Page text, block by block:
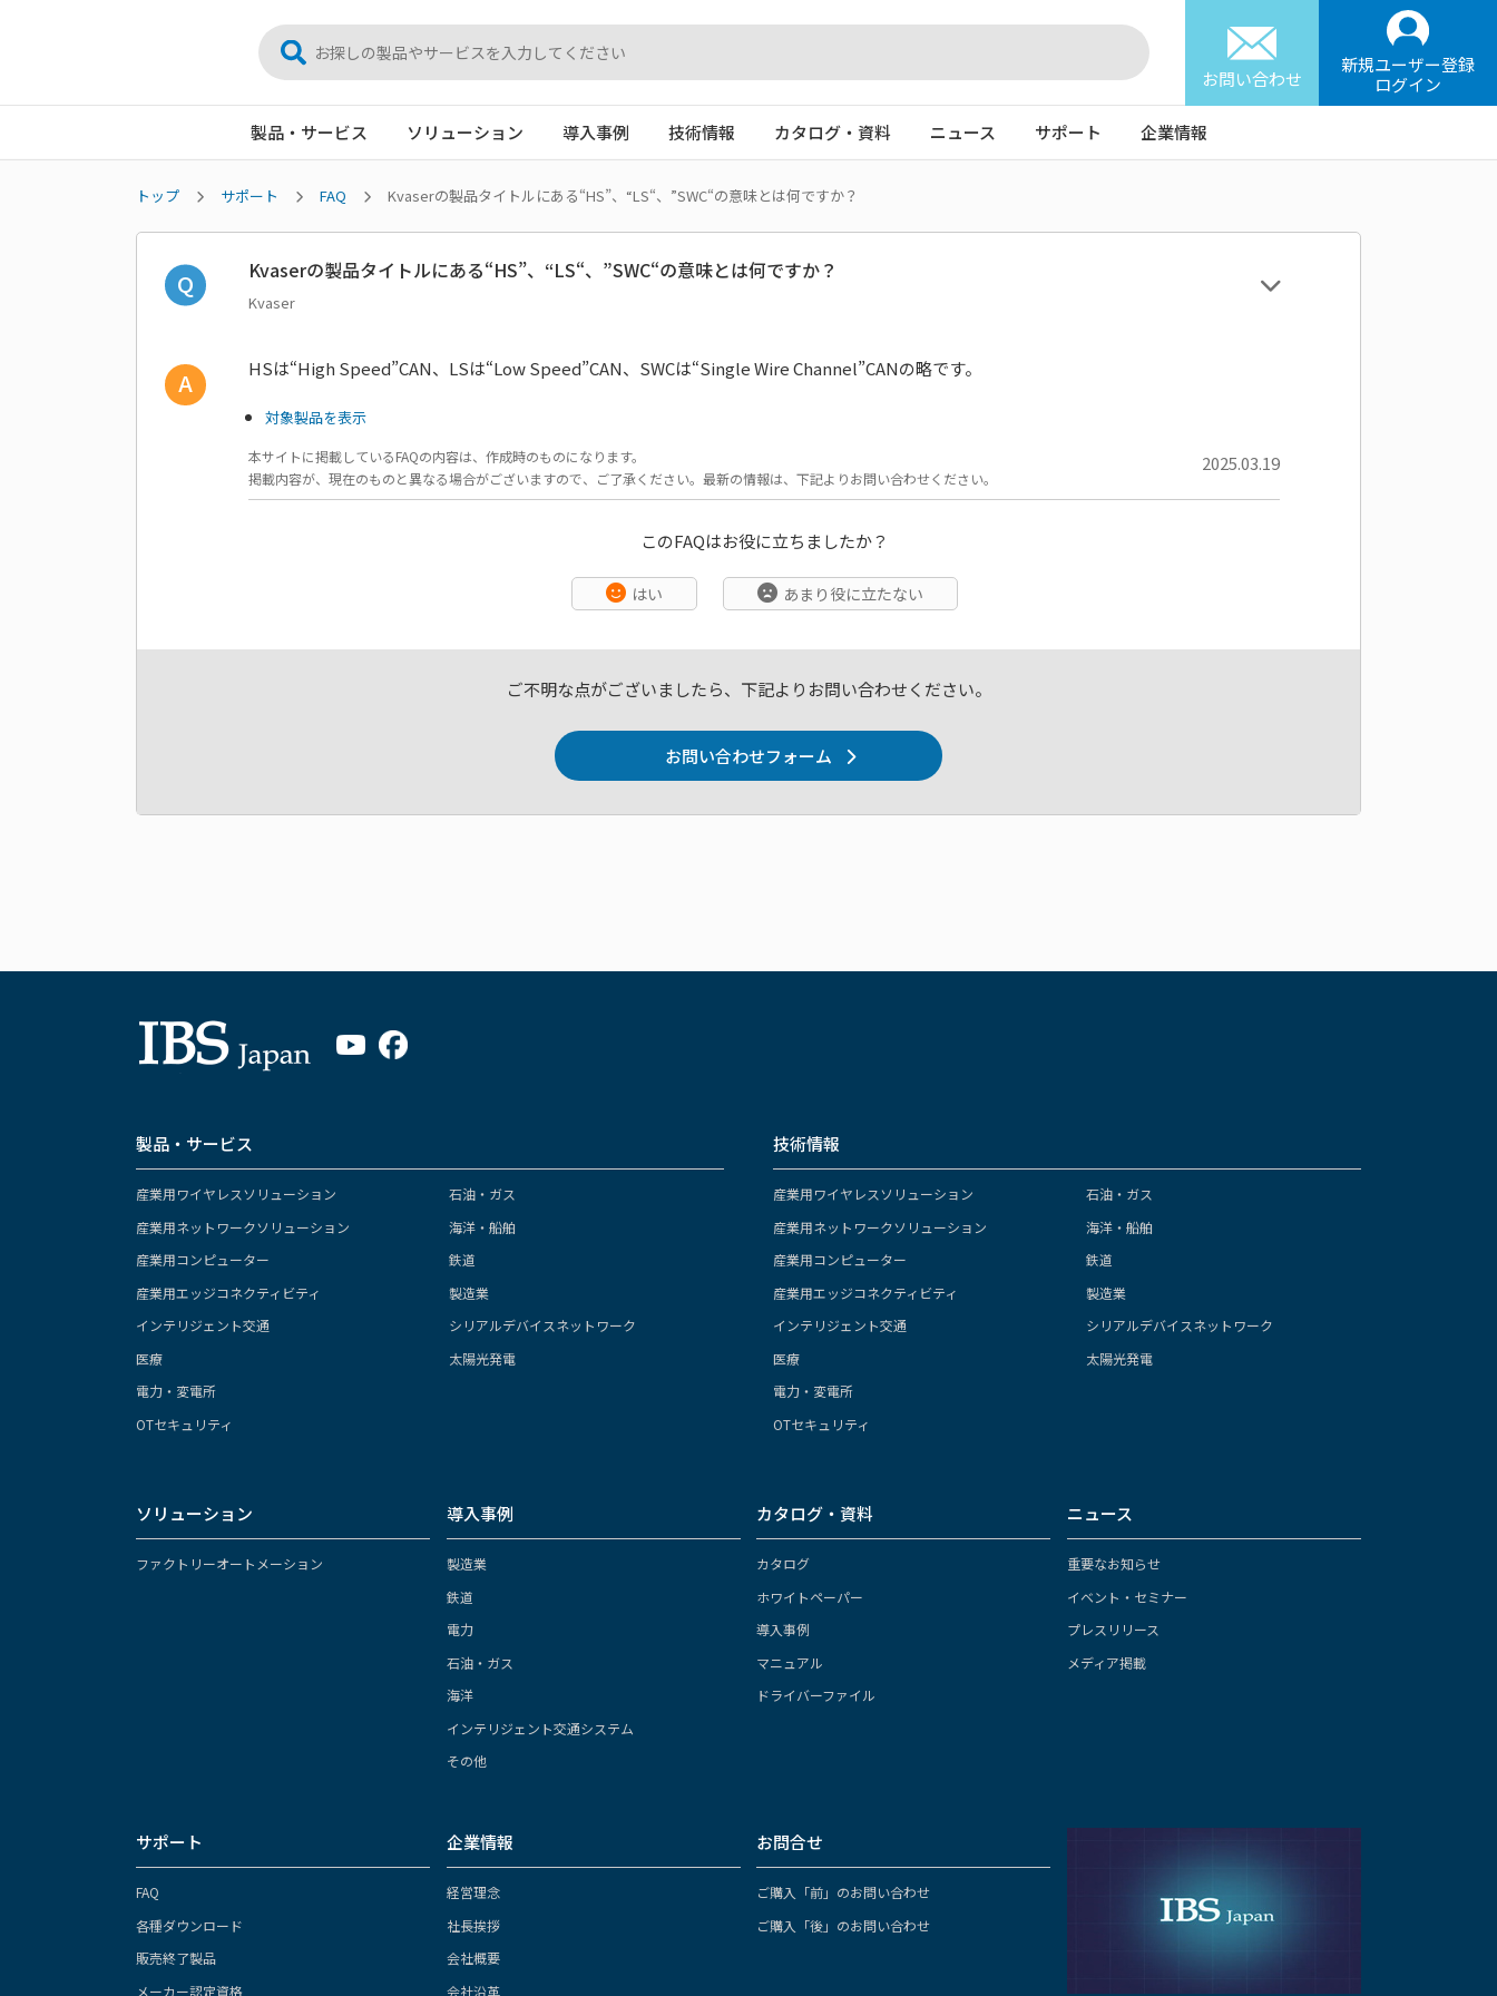
お問い合わせ
新規ユーザー登録
ログイン
製品・サービス ソリューション 導入事例 技術情報 カタログ・資料 ニュース サポート 企業情報
トップ サポート FAQ Kvaserの製品タイトルにある“HS”、“LS“、”SWC“の意味とは何ですか？
Kvaserの製品タイトルにある“HS”、“LS“、”SWC“の意味とは何ですか？
Kvaser
HSは“High Speed”CAN、LSは“Low Speed”CAN、SWCは“Single Wire Channel”CANの略です。
対象製品を表示
本サイトに掲載しているFAQの内容は、作成時のものになります。
掲載内容が、現在のものと異なる場合がございますので、ご了承ください。最新の情報は、下記よりお問い合わせください。
2025.03.19
このFAQはお役に立ちましたか？
はい あまり役に立たない
ご不明な点がございましたら、下記よりお問い合わせください。
お問い合わせフォーム
製品・サービス
産業用ワイヤレスソリューション
産業用ネットワークソリューション
産業用コンピューター
産業用エッジコネクティビティ
インテリジェント交通
医療
電力・変電所
OTセキュリティ
石油・ガス
海洋・船舶
鉄道
製造業
シリアルデバイスネットワーク
太陽光発電
技術情報
産業用ワイヤレスソリューション
産業用ネットワークソリューション
産業用コンピューター
産業用エッジコネクティビティ
インテリジェント交通
医療
電力・変電所
OTセキュリティ
石油・ガス
海洋・船舶
鉄道
製造業
シリアルデバイスネットワーク
太陽光発電
ソリューション
ファクトリーオートメーション
導入事例
製造業
鉄道
電力
石油・ガス
海洋
インテリジェント交通システム
その他
カタログ・資料
カタログ
ホワイトペーパー
導入事例
マニュアル
ドライバーファイル
ニュース
重要なお知らせ
イベント・セミナー
プレスリリース
メディア掲載
サポート
FAQ
各種ダウンロード
販売終了製品
メーカー認定資格
企業情報
経営理念
社長挨拶
会社概要
会社沿革
お問合せ
ご購入「前」のお問い合わせ
ご購入「後」のお問い合わせ